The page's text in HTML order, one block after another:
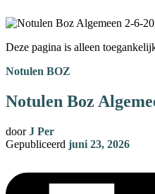
Deze pagina is alleen
Notulen BOZ
Notulen Boz
doorJ Per
Gepubliceerd juni 23, 2026